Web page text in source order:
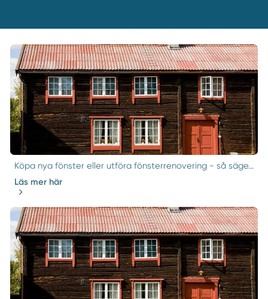
Köpa nya fönster eller utföra fönsterrenovering - så säge...
Läs mer här